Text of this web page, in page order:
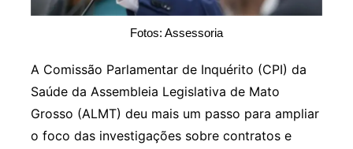
Fotos: Assessoria
A Comissão Parlamentar de Inquérito (CPI) da
Saúde da Assembleia Legislativa de Mato
Grosso (ALMT) deu mais um passo para ampliar
o foco das investigações sobre contratos e